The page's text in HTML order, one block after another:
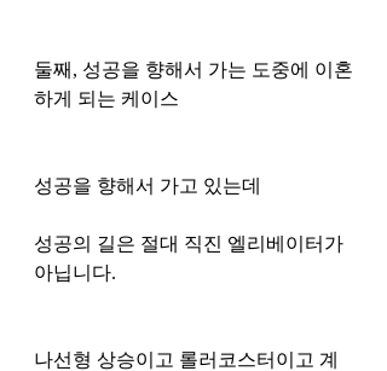
둘째, 성공을 향해서 가는 도중에 이혼
하게 되는 케이스
성공을 향해서 가고 있는데
성공의 길은 절대 직진 엘리베이터가
아닙니다.
나선형 상승이고 롤러코스터이고 계